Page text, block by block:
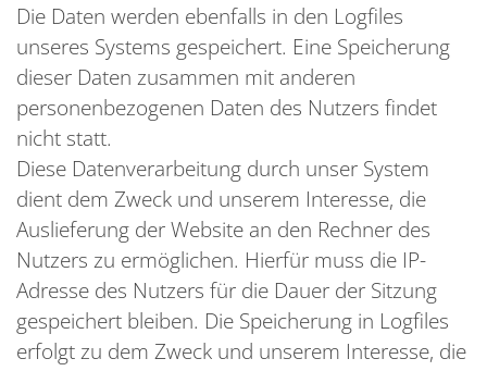
Die Daten werden ebenfalls in den Logfiles
unseres Systems gespeichert. Eine Speicherung
dieser Daten zusammen mit anderen
personenbezogenen Daten des Nutzers findet
nicht statt.
Diese Datenverarbeitung durch unser System
dient dem Zweck und unserem Interesse, die
Auslieferung der Website an den Rechner des
Nutzers zu ermöglichen. Hierfür muss die IP-
Adresse des Nutzers für die Dauer der Sitzung
gespeichert bleiben. Die Speicherung in Logfiles
erfolgt zu dem Zweck und unserem Interesse, die